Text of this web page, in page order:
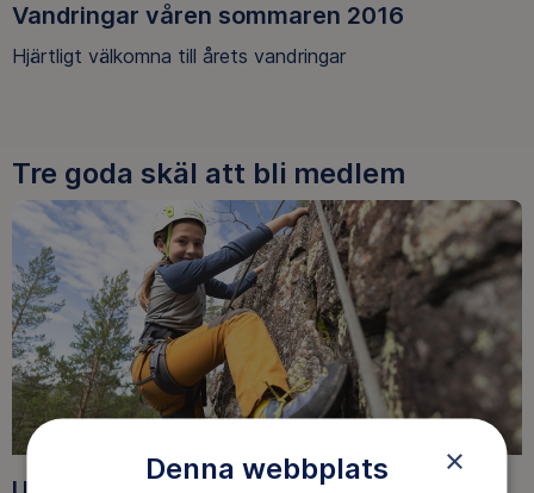
Vandringar våren sommaren 2016
Hjärtligt välkomna till årets vandringar
Tre goda skäl att bli medlem
×
Denna webbplats